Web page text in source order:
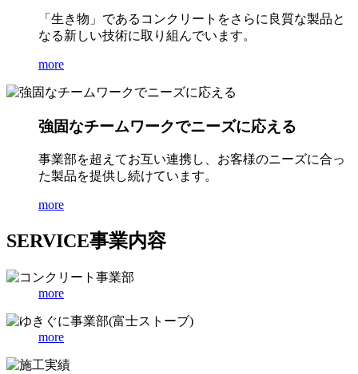
「生き物」であるコンクリートをさらに良質な製品と
なる新しい技術に取り組んでいます。
more
強固なチームワークでニーズに応える
事業部を超えてお互い連携し、お客様のニーズに合っ
た製品を提供し続けています。
more
SERVICE事業内容
more
more